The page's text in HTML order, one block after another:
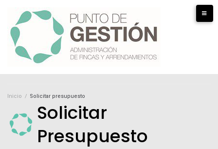
Inicio / Solicitar presupuesto
Solicitar
Presupuesto